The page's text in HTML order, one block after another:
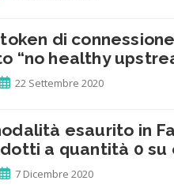
di
“no healthy
22 Settembre 2020
esaurito in
a quantità 0 su
7 Dicembre 2020